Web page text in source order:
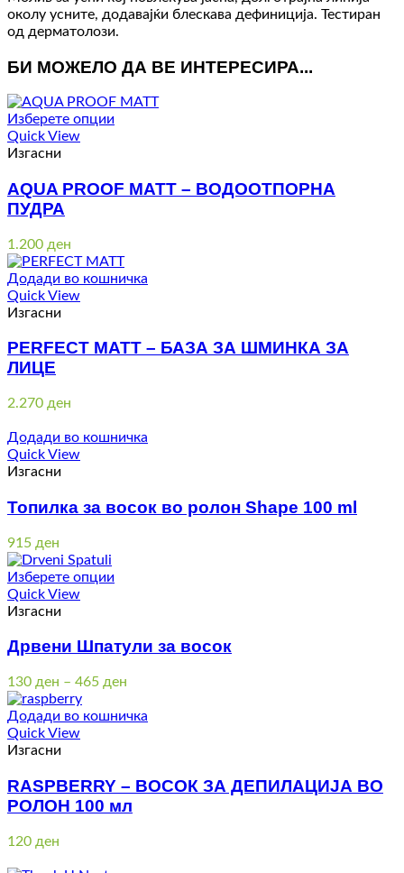
околу усните, додавајќи блескава дефиниција. Тестиран
од дерматолози.
БИ МОЖЕЛО ДА ВЕ ИНТЕРЕСИРА...
Изберете опции
Quick View
Изгасни
AQUA PROOF MATT – ВОДООТПОРНА
ПУДРА
1.200 ден
Додади во кошничка
Quick View
Изгасни
PERFECT MATT – БАЗА ЗА ШМИНКА ЗА
ЛИЦЕ
2.270 ден
Додади во кошничка
Quick View
Изгасни
Топилка за восок во ролон Shape 100 ml
915 ден
Изберете опции
Quick View
Изгасни
Дрвени Шпатули за восок
130 ден – 465 ден
130 ден
Додади во кошничка
Quick View
Изгасни
RASPBERRY – ВОСОК ЗА ДЕПИЛАЦИЈА ВО
РОЛОН 100 мл
120 ден